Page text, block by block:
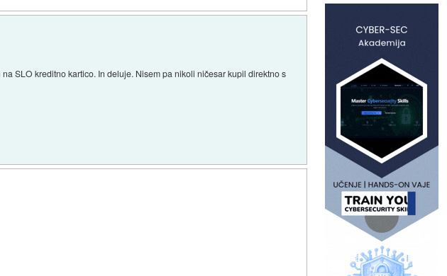
SLO kreditno kartico. In deluje. Nisem pa nikoli ničesar kupil direktno s